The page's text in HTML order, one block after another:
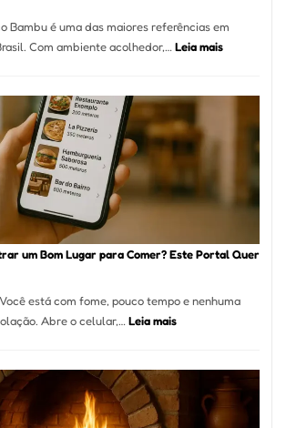
Alta
Gastronomia
Bambu é uma das maiores referências em
Com ambiente acolhedor,… Leia mais:
encontrar
reservar
Paulo
um Bom Lugar para Comer? Este Portal Quer
está com fome, pouco tempo e nenhuma
Abre o celular,… Leia mais:
Encontrar
um
Bom